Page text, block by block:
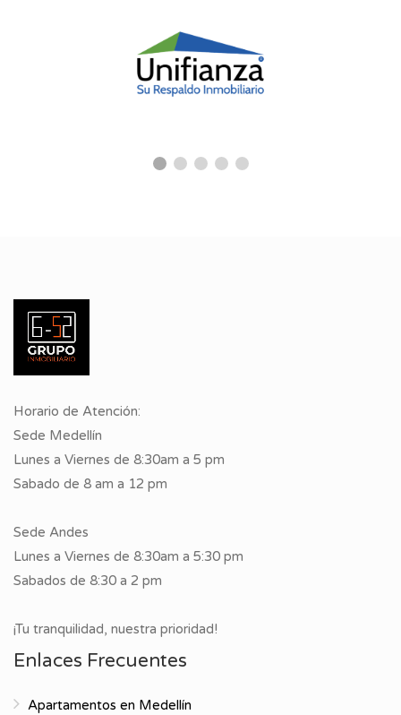
Horario de Atención:
Sede Medellín
Lunes a Viernes de 8:30am a 5 pm
Sabado de 8 am a 12 pm
Sede Andes
Lunes a Viernes de 8:30am a 5:30 pm
Sabados de 8:30 a 2 pm
¡Tu tranquilidad, nuestra prioridad!
Enlaces Frecuentes
Apartamentos en Medellín